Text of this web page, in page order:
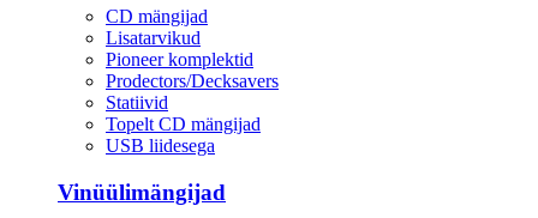
CD mängijad
Lisatarvikud
Pioneer komplektid
Prodectors/Decksavers
Statiivid
Topelt CD mängijad
USB liidesega
Vinüülimängijad